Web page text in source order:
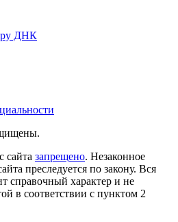
ДНК
сайта запрещено. Незаконное
преследуется по закону. Вся
справочный характер и не
в соответствии с пунктом 2